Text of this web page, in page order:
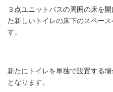
３点ユニットバスの周囲の床を
た新しいトイレの床下のスペー
す。
新たにトイレを単独で設置する
となります。